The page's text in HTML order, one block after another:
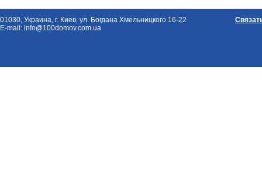
01030, Украина, г. Киев, ул. Богдана Хмельницкого 16-22
E-mail: info@100domov.com.ua